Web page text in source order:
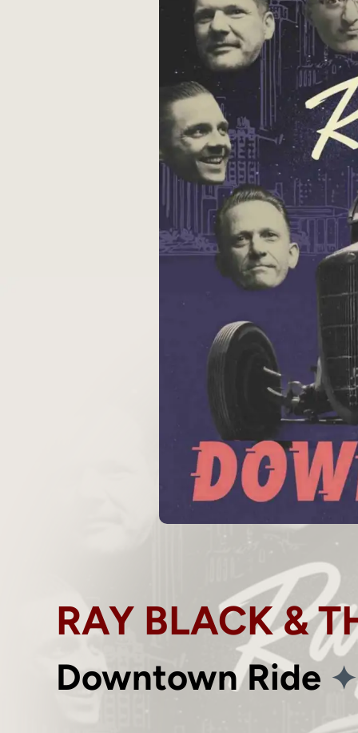
RAY BLACK &
Downtown Ride ✦